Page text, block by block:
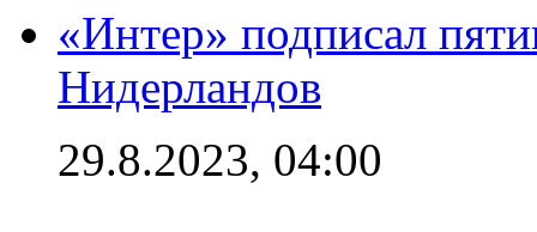
«Интер» подписал
Нидерландов
29.8.2023, 04:00